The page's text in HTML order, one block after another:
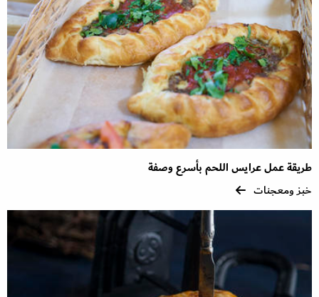
طريقة عمل عرايس اللحم بأسرع وصفة
خبز ومعجنات